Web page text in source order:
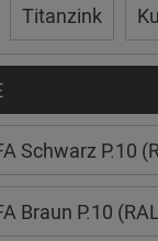
Titanzink
Schwarz P.10
Braun P.10